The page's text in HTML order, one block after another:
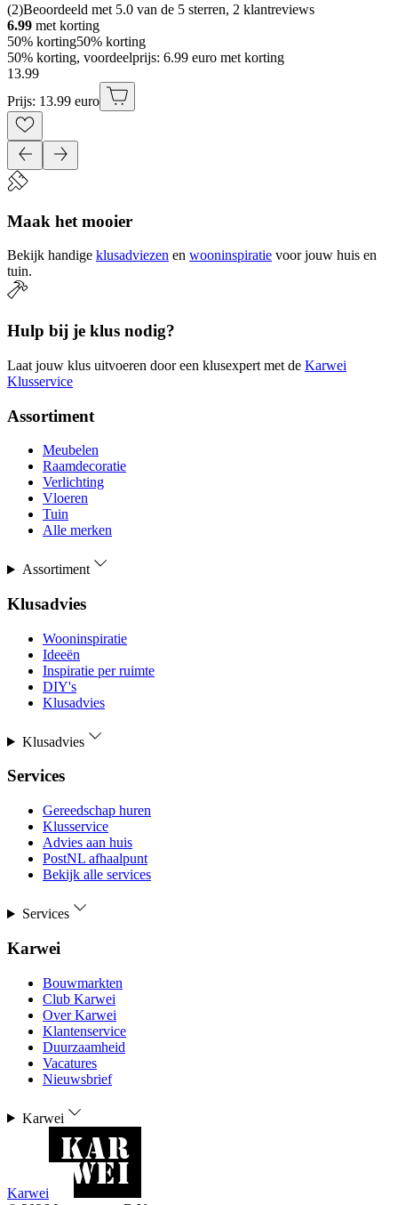
(2)Beoordeeld met 5.0 van de 5 sterren, 2 klantreviews
6.99 met korting
50% korting50% korting
50% korting, voordeelprijs: 6.99 euro met korting
13.99
Prijs: 13.99 euro
Maak het mooier
Bekijk handige klusadviezen en wooninspiratie voor jouw huis en
tuin.
Hulp bij je klus nodig?
Laat jouw klus uitvoeren door een klusexpert met de Karwei
Klusservice
Assortiment
Meubelen
Raamdecoratie
Verlichting
Vloeren
Tuin
Alle merken
Assortiment
Klusadvies
Wooninspiratie
Ideeën
Inspiratie per ruimte
DIY's
Klusadvies
Klusadvies
Services
Gereedschap huren
Klusservice
Advies aan huis
PostNL afhaalpunt
Bekijk alle services
Services
Karwei
Bouwmarkten
Club Karwei
Over Karwei
Klantenservice
Duurzaamheid
Vacatures
Nieuwsbrief
Karwei
Karwei